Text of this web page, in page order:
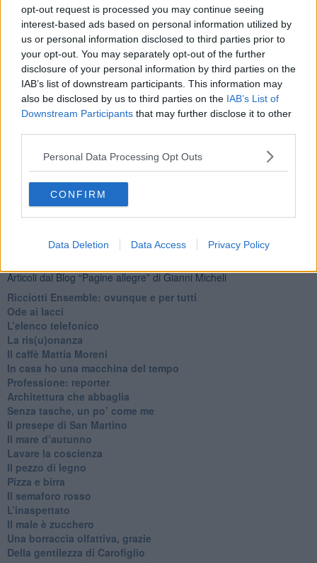
opt-out request is processed you may continue seeing
interest-based ads based on personal information utilized by
us or personal information disclosed to third parties prior to
your opt-out. You may separately opt-out of the further
disclosure of your personal information by third parties on the
IAB’s list of downstream participants. This information may
also be disclosed by us to third parties on the IAB’s List of
Downstream Participants that may further disclose it to other
Personal Data Processing Opt Outs
CONFIRM
Data Deletion Data Access Privacy Policy
[fonte immagine: Di painter from Brockhaus and Efron Encyclopedic
Dictionary - reproduction from DVD
http://www.iddk.ru/ru/cdrom/73147.html, Pubblico dominio,
https://commons.wikimedia.org/w/index.php?curid=7237528]
Gianni Micheli
Newsletter QUInews - ToscanaMedia.
alle 20:00 direttamente nella tua casella di posta.
Ti potrebbe interessare anche:
Articoli dal Blog “Pagine allegre” di Gianni Micheli
​Ricciotti Ensemble: ovunque e per tutti
Ode ai lacci
​L’elenco telefonico
​La ris(u)onanza
​Il caffè Mattia Moreni
​In casa ho una macchina del tempo
Professione: reporter
Architettura che abbaglia
​Senza tasche, un po’ come me
​Il presepe di San Martino
​Il mare d’autunno
​Lavare la coscienza
​Il pezzo di legno
​Pizza e birra
​Il semaforo rosso
​L’inaspettato
​Il male è zucchero
​Una borraccia olfattiva, grazie
​Della gentilezza di Carofiglio